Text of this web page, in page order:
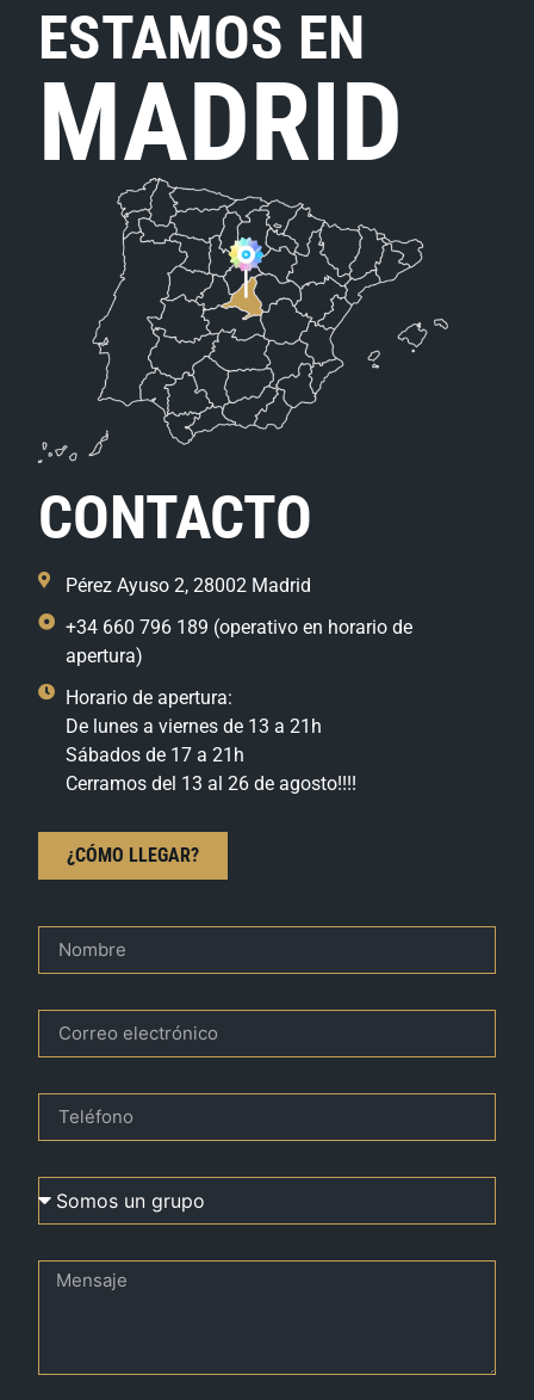
ESTAMOS EN
MADRID
CONTACTO
Pérez Ayuso 2, 28002 Madrid
+34 660 796 189 (operativo en horario de
apertura)
Horario de apertura:
De lunes a viernes de 13 a 21h
Sábados de 17 a 21h
Cerramos del 13 al 26 de agosto!!!!
¿CÓMO LLEGAR?